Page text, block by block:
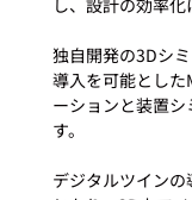
し、設計の効率化
独自開発の3Dシ
導入を可能とした
ーションと装置
す。
デジタルツイン